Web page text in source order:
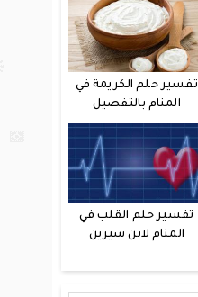
تفسير حلم الكريمة في
المنام بالتفصيل
تفسير حلم القلب في
المنام لابن سيرين